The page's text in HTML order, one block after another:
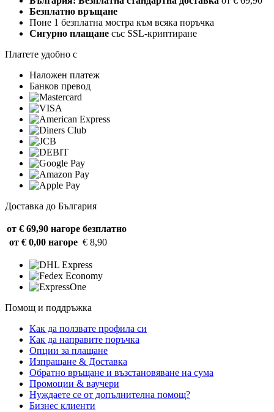
Безплатно връщане
Поне 1 безплатна мостра към всяка поръчка
Сигурно плащане със SSL-криптиране
Платете удобно с
Наложен платеж
Банков превод
Доставка до България
от € 69,90 нагоре безплатно
от € 0,00 нагоре € 8,90
Помощ и поддръжка
Как да ползвате профила си
Как да направите поръчка
Опции за плащане
Изпращане & Доставка
Обратно връщане и възстановяване на сума
Промоции & ваучери
Нуждаете се от допълнителна помощ?
Бизнес клиенти